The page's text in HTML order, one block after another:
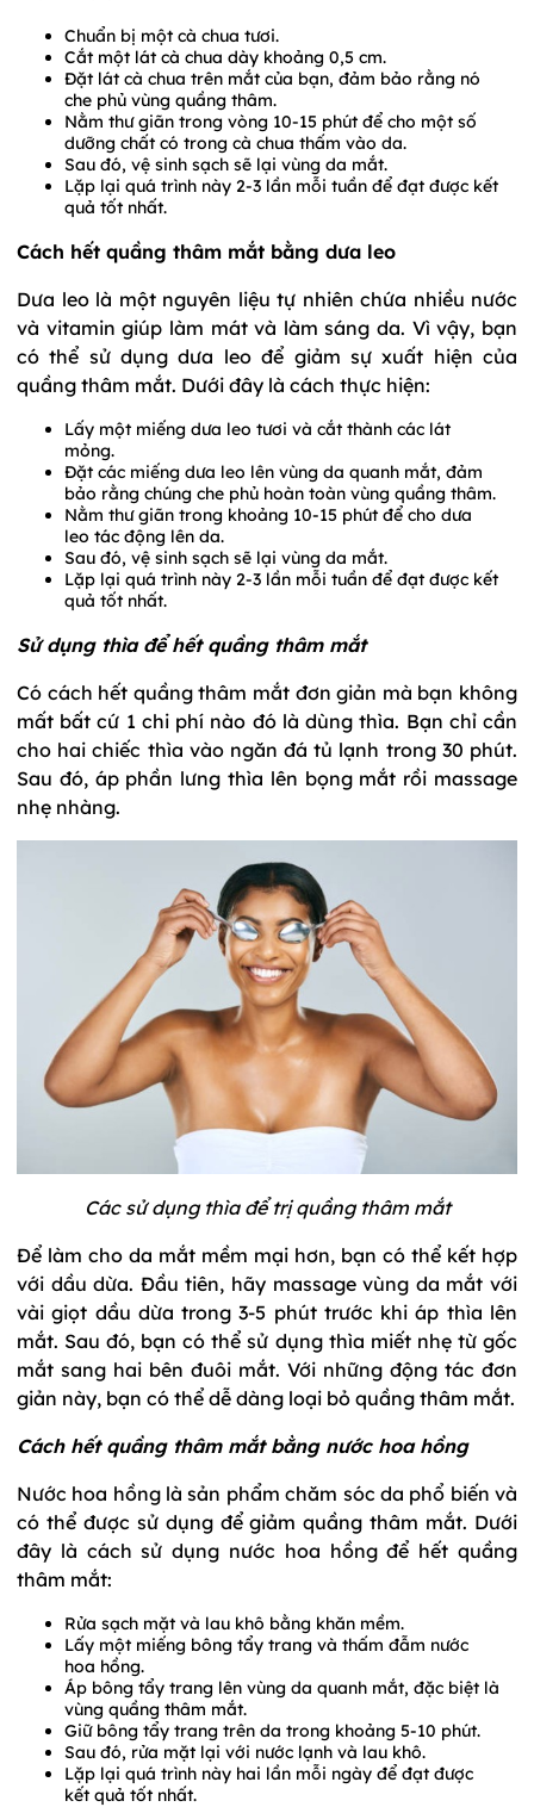
Chuẩn bị một cà chua tươi.
Cắt một lát cà chua dày khoảng 0,5 cm.
Đặt lát cà chua trên mắt của bạn, đảm bảo rằng nó
che phủ vùng quầng thâm.
Nằm thư giãn trong vòng 10-15 phút để cho một số
dưỡng chất có trong cà chua thấm vào da.
Sau đó, vệ sinh sạch sẽ lại vùng da mắt.
Lặp lại quá trình này 2-3 lần mỗi tuần để đạt được kết
quả tốt nhất.
Cách hết quầng thâm mắt bằng dưa leo
Dưa leo là một nguyên liệu tự nhiên chứa nhiều nước
và vitamin giúp làm mát và làm sáng da. Vì vậy, bạn
có thể sử dụng dưa leo để giảm sự xuất hiện của
quầng thâm mắt. Dưới đây là cách thực hiện:
Lấy một miếng dưa leo tươi và cắt thành các lát
mỏng.
Đặt các miếng dưa leo lên vùng da quanh mắt, đảm
bảo rằng chúng che phủ hoàn toàn vùng quầng thâm.
Nằm thư giãn trong khoảng 10-15 phút để cho dưa
leo tác động lên da.
Sau đó, vệ sinh sạch sẽ lại vùng da mắt.
Lặp lại quá trình này 2-3 lần mỗi tuần để đạt được kết
quả tốt nhất.
Sử dụng thìa để hết quầng thâm mắt
Có cách hết quầng thâm mắt đơn giản mà bạn không
mất bất cứ 1 chi phí nào đó là dùng thìa. Bạn chỉ cần
cho hai chiếc thìa vào ngăn đá tủ lạnh trong 30 phút.
Sau đó, áp phần lưng thìa lên bọng mắt rồi massage
nhẹ nhàng.
Các sử dụng thìa để trị quầng thâm mắt
Để làm cho da mắt mềm mại hơn, bạn có thể kết hợp
với dầu dừa. Đầu tiên, hãy massage vùng da mắt với
vài giọt dầu dừa trong 3-5 phút trước khi áp thìa lên
mắt. Sau đó, bạn có thể sử dụng thìa miết nhẹ từ gốc
mắt sang hai bên đuôi mắt. Với những động tác đơn
giản này, bạn có thể dễ dàng loại bỏ quầng thâm mắt.
Cách hết quầng thâm mắt bằng nước hoa hồng
Nước hoa hồng là sản phẩm chăm sóc da phổ biến và
có thể được sử dụng để giảm quầng thâm mắt. Dưới
đây là cách sử dụng nước hoa hồng để hết quầng
thâm mắt:
Rửa sạch mặt và lau khô bằng khăn mềm.
Lấy một miếng bông tẩy trang và thấm đẫm nước
hoa hồng.
Áp bông tẩy trang lên vùng da quanh mắt, đặc biệt là
vùng quầng thâm mắt.
Giữ bông tẩy trang trên da trong khoảng 5-10 phút.
Sau đó, rửa mặt lại với nước lạnh và lau khô.
Lặp lại quá trình này hai lần mỗi ngày để đạt được
kết quả tốt nhất.